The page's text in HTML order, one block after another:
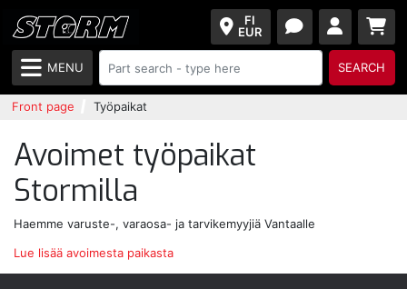
FI
EUR
MENU SEARCH
Front page Työpaikat
Avoimet työpaikat
Stormilla
Haemme varuste-, varaosa- ja tarvikemyyjiä Vantaalle
Lue lisää avoimesta paikasta